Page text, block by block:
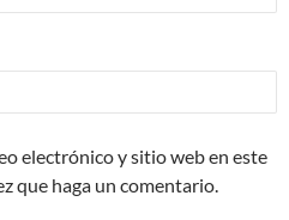
electrónico y sitio web en este
que haga un comentario.